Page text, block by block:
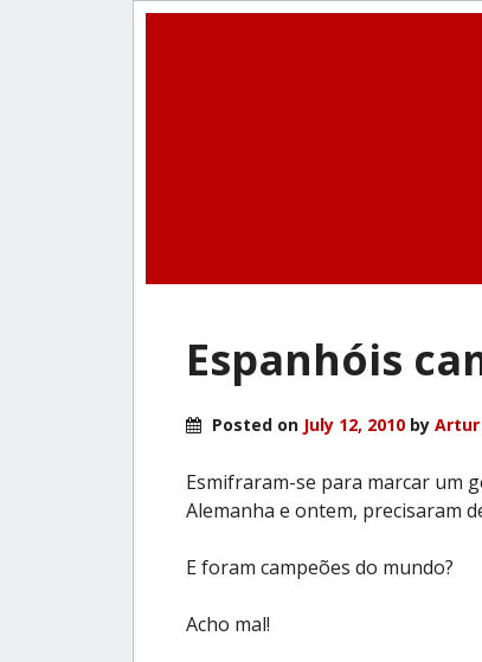
Espanhóis
Posted on July 12, 2010 by Artur
Esmifraram-se para marcar um
Alemanha e ontem, precisaram
E foram campeões do mundo?
Acho mal!